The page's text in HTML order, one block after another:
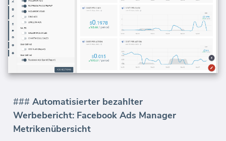
### Automatisierter bezahlter
Werbebericht: Facebook Ads Manager
Metrikenübersicht